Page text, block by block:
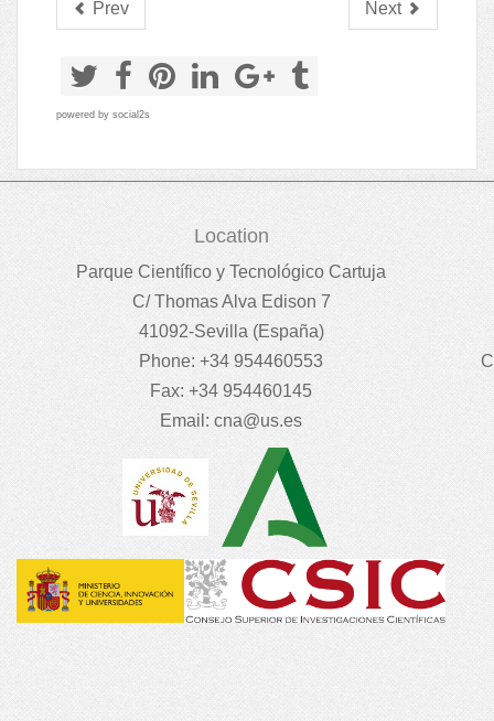
Prev Next
powered by social2s
Location
Parque Científico y Tecnológico Cartuja
C/ Thomas Alva Edison 7
41092-Sevilla (España)
Phone: +34 954460553
Fax: +34 954460145
Email: cna@us.es